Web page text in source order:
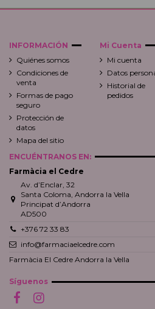
INFORMACIÓN
Quiénes somos
Condiciones de
venta
Formas de pago
seguro
Protección de
datos
Mapa del sitio
Mi Cuenta
Mi cuenta
Datos
Historial de
pedidos
ENCUÉNTRANOS EN:
Farmàcia el Cedre
Av. d’Enclar, 32
Santa Coloma, Andorra la Vella
Principat d’Andorra
AD500
+376 72 33 83
info@farmaciaelcedre.com
Farmàcia El Cedre Andorra la Vella
Síguenos